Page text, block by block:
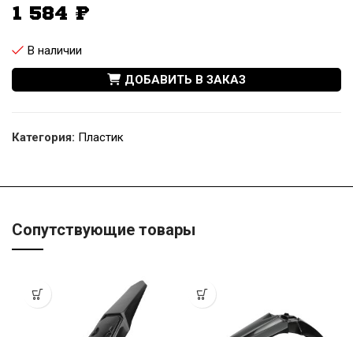
1 584 ₽
В наличии
ДОБАВИТЬ В ЗАКАЗ
Категория: Пластик
Сопутствующие товары